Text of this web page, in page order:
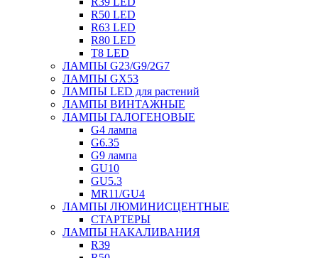
R50 LED
R63 LED
R80 LED
T8 LED
ЛАМПЫ G23/G9/2G7
ЛАМПЫ GX53
ЛАМПЫ LED для растений
ЛАМПЫ ВИНТАЖНЫЕ
ЛАМПЫ ГАЛОГЕНОВЫЕ
G4 лампа
G6.35
G9 лампа
GU10
GU5.3
MR11/GU4
ЛАМПЫ ЛЮМИНИСЦЕНТНЫЕ
СТАРТЕРЫ
ЛАМПЫ НАКАЛИВАНИЯ
R39